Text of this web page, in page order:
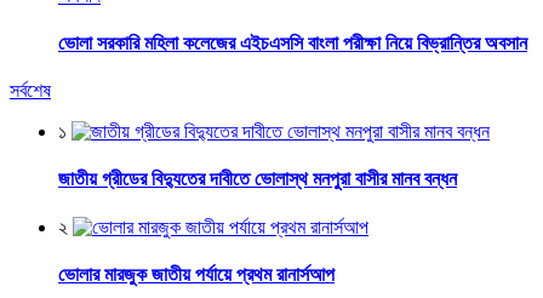
ভোলা সরকারি মহিলা কলেজের এইচএসসি বাংলা পরীক্ষা নিয়ে বিভ্রান্তির অবসান
সর্বশেষ
১
জাতীয় গ্রীডের বিদ্যুতের দাবীতে ভোলাস্থ মনপুরা বাসীর মানব বন্ধন
২
ভোলার মারজুক জাতীয় পর্যায়ে প্রথম রানার্সআপ